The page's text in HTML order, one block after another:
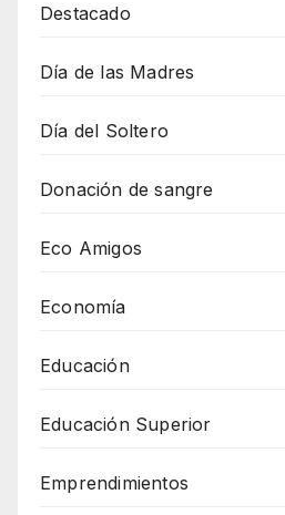
Destacado
Día de las Madres
Día del Soltero
Donación de sangre
Eco Amigos
Economía
Educación
Educación Superior
Emprendimientos